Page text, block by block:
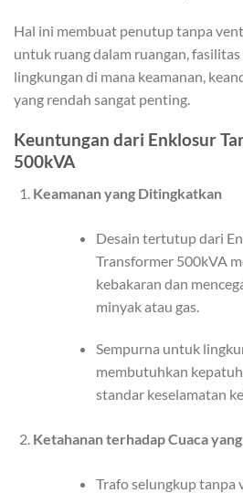
Hal ini membuat penutup tanpa
untuk ruang dalam ruangan,
lingkungan di mana keamanan,
yang rendah sangat penting.
Keuntungan dari Enklosur
500kVA
Keamanan yang Ditingkatkan
Desain tertutup dari
Transformer 500kVA
kebakaran dan
minyak atau gas.
Sempurna untuk
membutuhkan
standar keselamatan
Ketahanan terhadap Cuaca
Trafo selungkup tanpa